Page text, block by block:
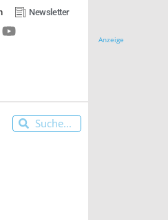
Newsletter
Anzeige